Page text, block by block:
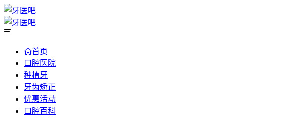
首页
口腔医院
种植牙
牙齿矫正
优惠活动
口腔百科